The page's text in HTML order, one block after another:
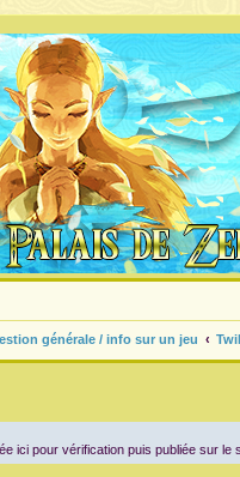
générale / info sur un jeu
ici pour vérification puis publiée sur le